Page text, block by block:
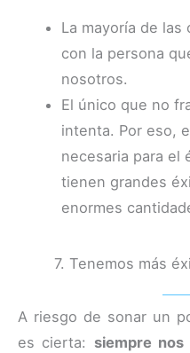
La mayoría de
con la persona
nosotros.
El único que no
intenta. Por eso,
necesaria para el
tienen grandes
enormes
7. Tenemos más
A riesgo de sonar un
es cierta: siempre